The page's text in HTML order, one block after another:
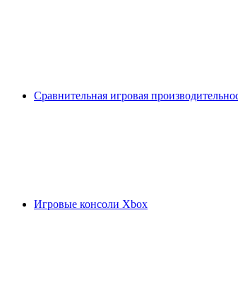
Сравнительная игровая
Игровые консоли Xbox